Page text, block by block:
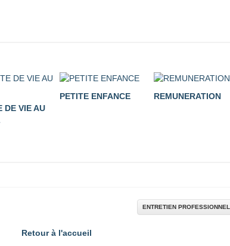
DE VIE AU
PETITE ENFANCE REMUNERATION
ENTRETIEN PROFESSIONNEL
Retour à l'accueil